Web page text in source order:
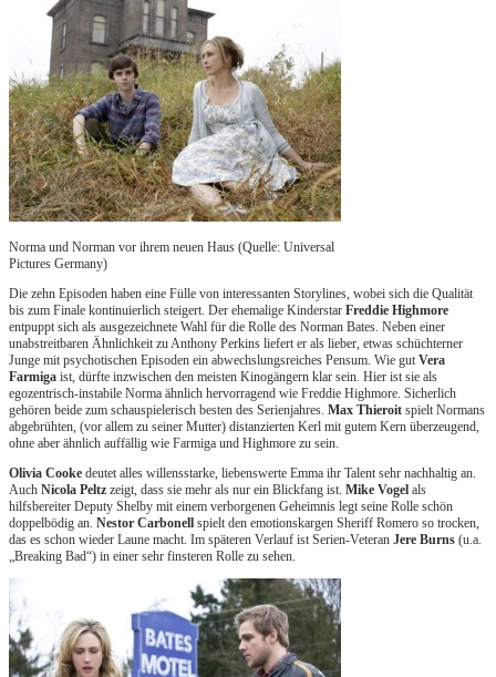
Norma und Norman vor ihrem neuen Haus (Quelle: Universal
Pictures Germany)
Die zehn Episoden haben eine Fülle von interessanten Storylines, wobei sich die Qualität
bis zum Finale kontinuierlich steigert. Der ehemalige Kinderstar Freddie Highmore
entpuppt sich als ausgezeichnete Wahl für die Rolle des Norman Bates. Neben einer
unabstreitbaren Ähnlichkeit zu Anthony Perkins liefert er als lieber, etwas schüchterner
Junge mit psychotischen Episoden ein abwechslungsreiches Pensum. Wie gut Vera
Farmiga ist, dürfte inzwischen den meisten Kinogängern klar sein. Hier ist sie als
egozentrisch-instabile Norma ähnlich hervorragend wie Freddie Highmore. Sicherlich
gehören beide zum schauspielerisch besten des Serienjahres. Max Thieroit spielt Normans
abgebrühten, (vor allem zu seiner Mutter) distanzierten Kerl mit gutem Kern überzeugend,
ohne aber ähnlich auffällig wie Farmiga und Highmore zu sein.
Olivia Cooke deutet alles willensstarke, liebenswerte Emma ihr Talent sehr nachhaltig an.
Auch Nicola Peltz zeigt, dass sie mehr als nur ein Blickfang ist. Mike Vogel als
hilfsbereiter Deputy Shelby mit einem verborgenen Geheimnis legt seine Rolle schön
doppelbödig an. Nestor Carbonell spielt den emotionskargen Sheriff Romero so trocken,
das es schon wieder Laune macht. Im späteren Verlauf ist Serien-Veteran Jere Burns (u.a.
„Breaking Bad“) in einer sehr finsteren Rolle zu sehen.